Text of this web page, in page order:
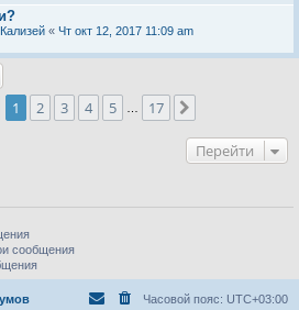
Кализей « Чт окт 12, 2017 11:09 am
1 из
1 2 3 4 5 … 17
Перейти
сообщения
Часовой пояс: UTC+03:00